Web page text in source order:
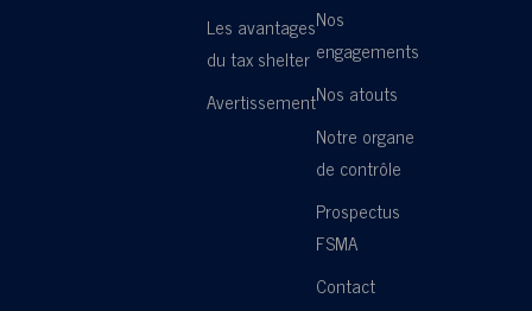
Les avantages
du tax shelter
Avertissement
Nos
engagements
Nos atouts
Notre organe
de contrôle
Prospectus
FSMA
Contact